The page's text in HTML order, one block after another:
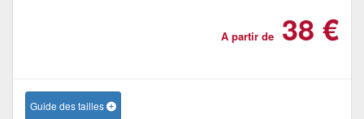
A partir de 38 €
Guide des tailles